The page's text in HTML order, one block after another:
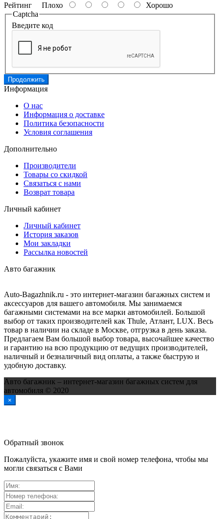
Рейтинг Плохо
Хорошо
Captcha
Введите код
Продолжить
Информация
О нас
Информация о доставке
Политика безопасности
Условия соглашения
Дополнительно
Производители
Товары со скидкой
Связаться с нами
Возврат товара
Личный кабинет
Личный кабинет
История заказов
Мои закладки
Рассылка новостей
Авто багажник
Auto-Bagazhnik.ru - это интернет-магазин багажных систем и
аксессуаров для вашего автомобиля. Мы занимаемся
багажными системами на все марки автомобилей. Большой
выбор от таких производителей как Thule, Атлант, LUX. Весь
товар в наличии на складе в Москве, отгрузка в день заказа.
Предлагаем Вам большой выбор товара, высочайшее качество
и гарантию на всю продукцию от ведущих производителей,
наличный и безналичный вид оплаты, а также быструю и
удобную доставку.
Авто багажник – интернет-магазин багажных систем для
автомобиля © 2020
×
Обратный звонок
Пожалуйста, укажите имя и свой номер телефона, чтобы мы
могли связаться с Вами